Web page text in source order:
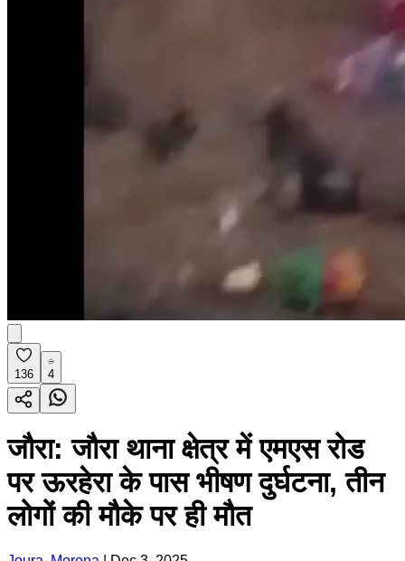
136 4
जौरा: जौरा थाना क्षेत्र में एमएस रोड
पर ऊरहेरा के पास भीषण दुर्घटना, तीन
लोगों की मौके पर ही मौत